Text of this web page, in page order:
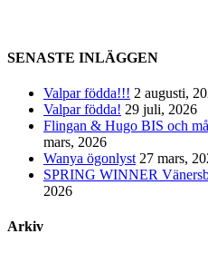
SENASTE INLÄGGEN
Valpar födda!!! 2 augusti,
Valpar födda! 29 juli, 2026
Flingan & Hugo BIS och
mars, 2026
Wanya ögonlyst 27 mars,
SPRING WINNER
2026
Arkiv